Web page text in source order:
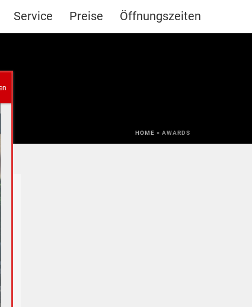
Service Preise Öffnungszeiten
HOME » AWARDS